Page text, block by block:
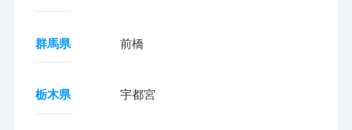
群馬県 前橋
栃木県 宇都宮